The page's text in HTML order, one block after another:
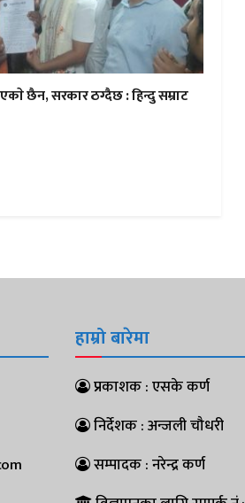
छैन, सरकार ठग्दैछ : हिन्दु सम्राट
हाम्रो बारेमा
प्रकाशक : एसके कर्ण
निर्देशक : अन्जली चौधरी
सम्पादक : नरेन्द्र कर्ण